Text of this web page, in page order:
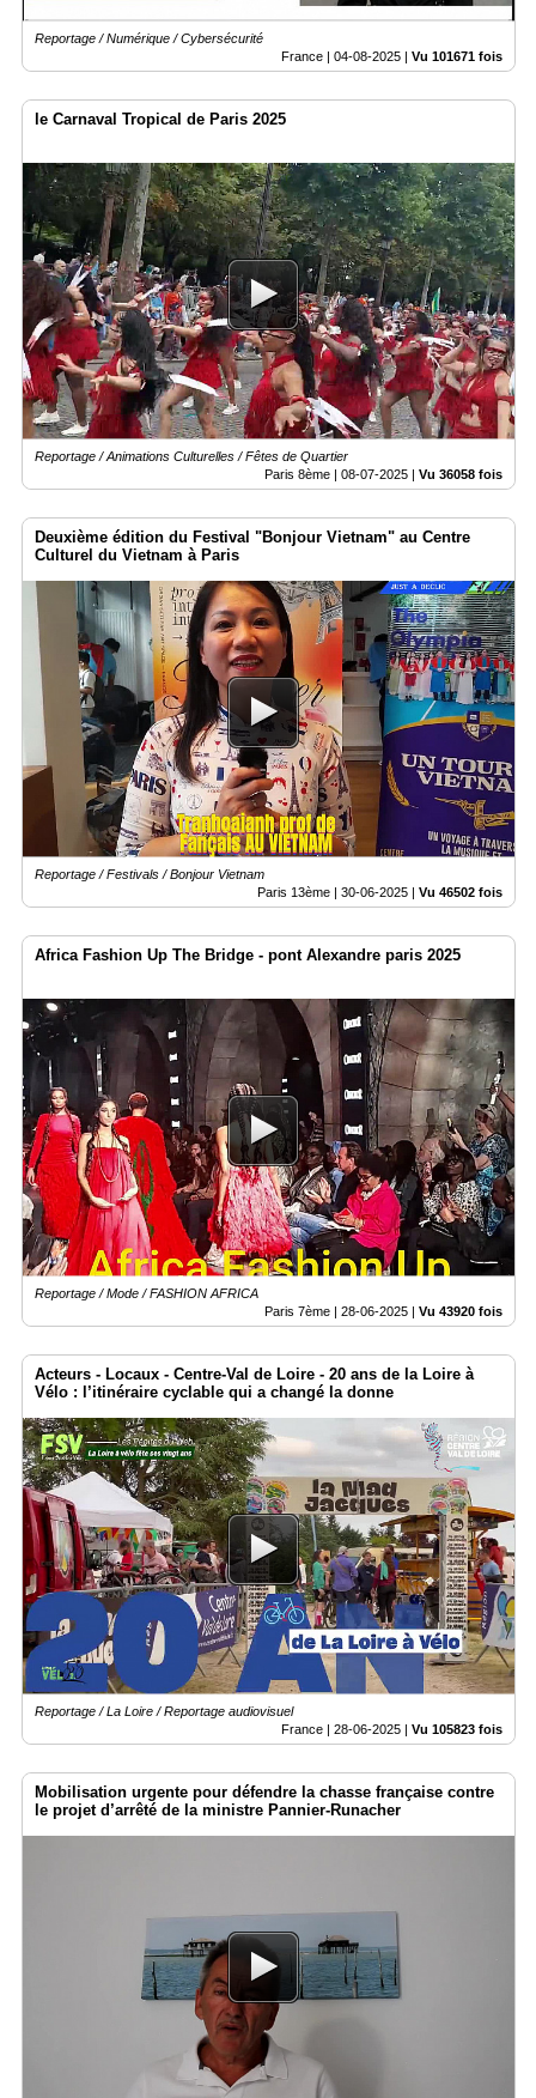
Reportage / Numérique / Cybersécurité
France | 04-08-2025 | Vu 101671 fois
le Carnaval Tropical de Paris 2025
Reportage / Animations Culturelles / Fêtes de Quartier
Paris 8ème | 08-07-2025 | Vu 36058 fois
Deuxième édition du Festival "Bonjour Vietnam" au Centre
Culturel du Vietnam à Paris
Reportage / Festivals / Bonjour Vietnam
Paris 13ème | 30-06-2025 Vu 46502 fois
Africa Fashion Up The Bridge - pont Alexandre paris 2025
Reportage / Mode / FASHION AFRICA
Paris 7ème | 28-06-2025 | Vu 43920 fois
Acteurs - Locaux - Centre-Val de Loire - 20 ans de la Loire à
Vélo : l’itinéraire cyclable qui a changé la donne
Reportage / La Loire / Reportage audiovisuel
France | 28-06-2025 | Vu 105823 fois
Mobilisation urgente pour défendre la chasse française contre
le projet d’arrêté de la ministre Pannier-Runacher